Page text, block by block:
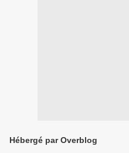
Hébergé par Overblog